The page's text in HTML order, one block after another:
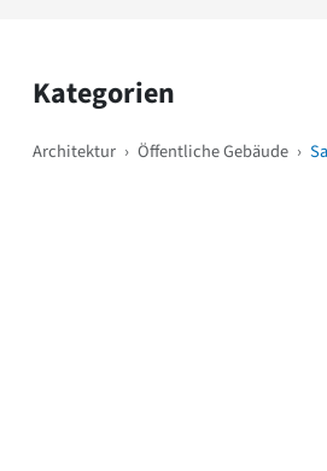
Kategorien
Architektur › Öffentliche Gebäude ›